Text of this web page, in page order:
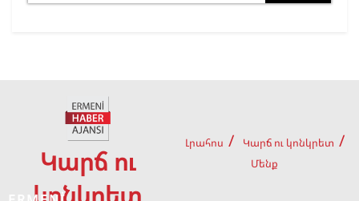
Կարճ ու
Լրահոս
Կարճ ու կոնկրետ
Մենք